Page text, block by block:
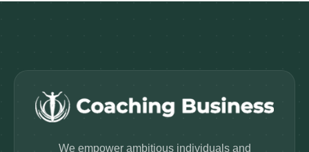
We empower ambitious individuals and